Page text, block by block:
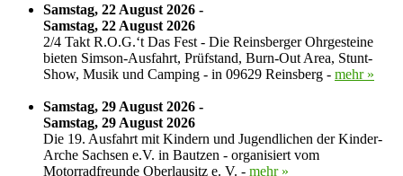
Samstag, 22 August 2026 -
Samstag, 22 August 2026
2/4 Takt R.O.G.‘t Das Fest - Die Reinsberger Ohrgesteine
bieten Simson-Ausfahrt, Prüfstand, Burn-Out Area, Stunt-
Show, Musik und Camping - in 09629 Reinsberg - mehr »
Samstag, 29 August 2026 -
Samstag, 29 August 2026
Die 19. Ausfahrt mit Kindern und Jugendlichen der Kinder-
Arche Sachsen e.V. in Bautzen - organisiert vom
Motorradfreunde Oberlausitz e. V. - mehr »